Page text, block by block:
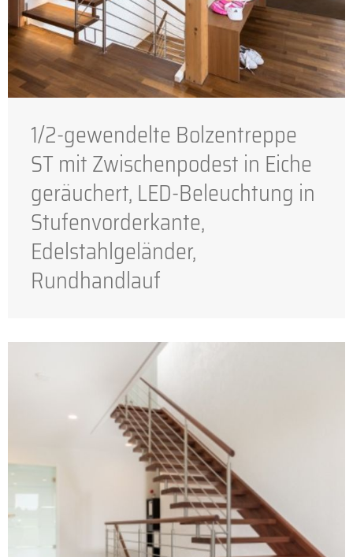
1/2-gewendelte Bolzentreppe
ST mit Zwischenpodest in Eiche
geräuchert, LED-Beleuchtung in
Stufenvorderkante,
Edelstahlgeländer,
Rundhandlauf